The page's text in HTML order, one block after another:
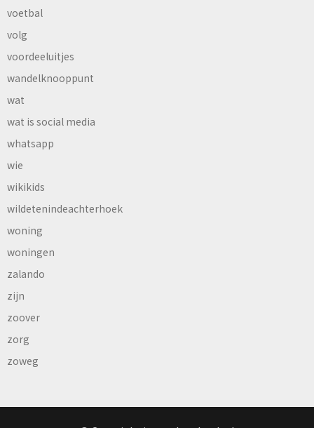
voetbal
volg
voordeeluitjes
wandelknooppunt
wat
wat is social media
whatsapp
wie
wikikids
wildetenindeachterhoek
woning
woningen
zalando
zijn
zoover
zorg
zoweg